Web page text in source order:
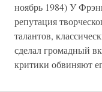
ноябрь 1984) У
репутация
талантов,
сделал громадный
критики обвиняют